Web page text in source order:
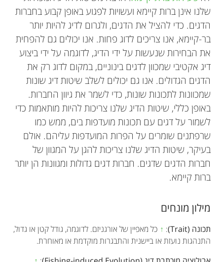
שלנו אינן ברות קיימא ועשויות לפגוע באופן קבוע בחברות
הדגים. כדי להציל את הדגים, ולגרום לדיג להיות יותר
בר-קיימא, אנו צריכים לדוג פחות. אנו יכולים גם להפחית
את הבחירות שנעשות על ידי הדיג, לדוגמה על ידי ביצוע
דיג אקטיבי שמכוון לדגים בינוניים, במקום לדוג רק את
הדגים הגדולים. אנו גם יכולים לשלב שיטות דיג שונות
שמכוונות לתכונות שונות, כדי לשמר את גיוון החברות.
באופן כללי, שיטות הדיג שלנו צריכות להיות מותאמות כדי
לשמור על דגים עם תכונות מועדפות בים, ממש כמו
שרפתנים שומרים על הפרות המועדפות עליהם. אולם
בעיקר, שיטות הדיג שלנו צריכות להגן על המגוון של
חברות הדגים שדגים. חברות דגים גדולות ומגוונות הן יותר
ברות קיימא.
מילון מונחים
תכונה (Trait) :
↑ כל מאפיין של אורגניזם. לדוגמה, גודל קטן או גדול,
התנהגות נועזת או ביישנית והתבגרות מוקדמת או מאוחרת.